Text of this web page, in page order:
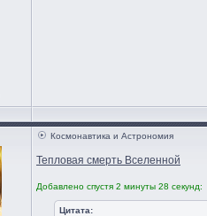
Космонавтика и Астрономия
Тепловая смерть Вселенной
Добавлено спустя 2 минуты 28 секунд:
Цитата: